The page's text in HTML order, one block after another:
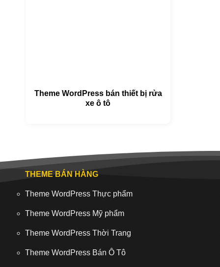
Theme WordPress bán thiết bị rửa
xe ô tô
THEME BÁN HÀNG
Theme WordPress Thực phẩm
Theme WordPress Mỹ phẩm
Theme WordPress Thời Trang
Theme WordPress Bán Ô Tô